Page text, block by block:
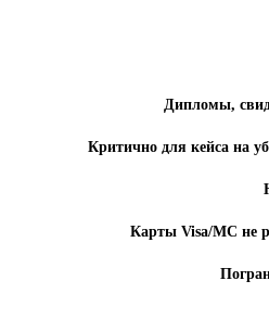
Дипломы,
Критично для кейса на
Карты Visa/MC не